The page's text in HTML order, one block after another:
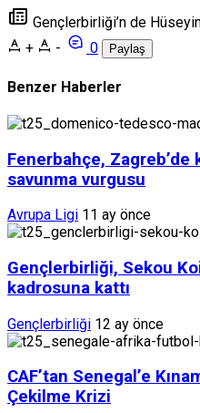
Gençlerbirliği’n de
+
- 0 Paylaş
Benzer Haberler
Fenerbahçe, Zagreb’de
savunma vurgusu
Avrupa Ligi 11 ay önce
Gençlerbirliği, Sekou
kadrosuna kattı
Gençlerbirliği 12 ay önce
CAF’tan Senegal’e
Çekilme Krizi